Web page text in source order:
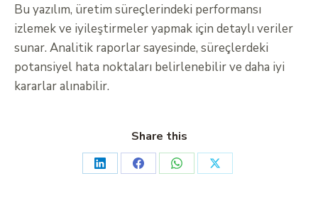
Bu yazılım, üretim süreçlerindeki performansı
izlemek ve iyileştirmeler yapmak için detaylı veriler
sunar. Analitik raporlar sayesinde, süreçlerdeki
potansiyel hata noktaları belirlenebilir ve daha iyi
kararlar alınabilir.
Share this